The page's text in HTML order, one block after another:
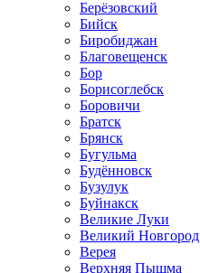
Берёзовский
Бийск
Биробиджан
Благовещенск
Бор
Борисоглебск
Боровичи
Братск
Брянск
Бугульма
Будённовск
Бузулук
Буйнакск
Великие Луки
Великий Новгород
Верея
Верхняя Пышма